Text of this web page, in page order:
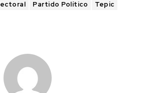
Partido Político Tepic